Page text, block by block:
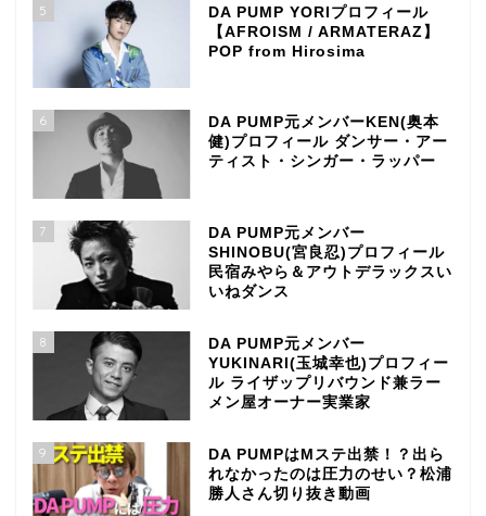
5
DA PUMP YORIプロフィール
【AFROISM / ARMATERAZ】
POP from Hirosima
6
DA PUMP元メンバーKEN(奥本
健)プロフィール ダンサー・アー
ティスト・シンガー・ラッパー
7
DA PUMP元メンバー
SHINOBU(宮良忍)プロフィール
民宿みやら＆アウトデラックスい
いねダンス
8
DA PUMP元メンバー
YUKINARI(玉城幸也)プロフィー
ル ライザップリバウンド兼ラー
メン屋オーナー実業家
9
DA PUMPはMステ出禁！？出ら
れなかったのは圧力のせい？松浦
勝人さん切り抜き動画